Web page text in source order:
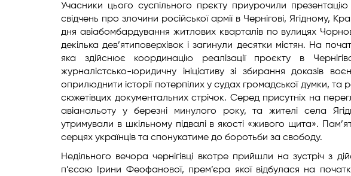
Учасники цього суспільного прєкту приурочили
свідчень про злочини російської армії в Чернігові, Ягідному,
дня авіабомбардування житлових кварталів по вулицях
декілька дев’ятиповерхівок і загинули десятки містян. На
яка здійснює координацію реалізації проєкту в
журналістсько-юридичну ініціативу зі збирання доказів
оприлюднити історії потерпілих у судах громадської думки, та
сюжетівцих документальних стрічок. Серед присутніх на
авіанальоту у березні минулого року, та жителі села
утримували в шкільному підвалі в якості «живого щита».
серцях українців та спонукатиме до боротьби за свободу.
​Недільного вечора чернігівці вкотре прийшли на зустріч з
п’єсою Ірини Феофанової, прем’єра якої відбулася на